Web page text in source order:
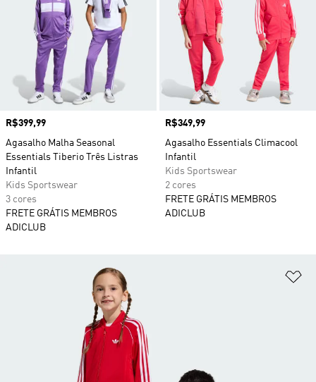
Preço
R$399,99
Agasalho Malha Seasonal
Essentials Tiberio Três Listras
Infantil
Kids Sportswear
3 cores
FRETE GRÁTIS MEMBROS
ADICLUB
Preço
R$349,99
Agasalho Essentials Climacool
Infantil
Kids Sportswear
2 cores
FRETE GRÁTIS MEMBROS
ADICLUB